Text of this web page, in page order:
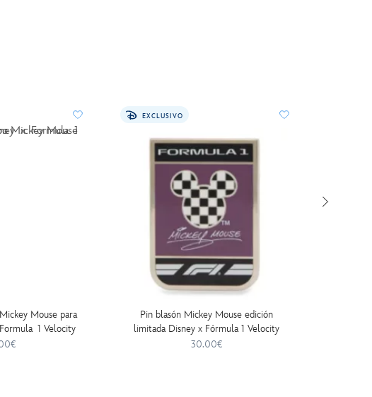
Mouse para
1 Velocity
EXCLUSIVO
Pin blasón Mickey Mouse edición
limitada Disney x Fórmula 1 Velocity
30.00€